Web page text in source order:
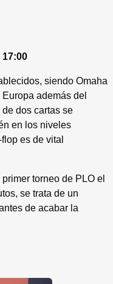
17:00
siendo Omaha
además del
de dos cartas se
en los niveles
es de vital
torneo de PLO el
se trata de un
de acabar la